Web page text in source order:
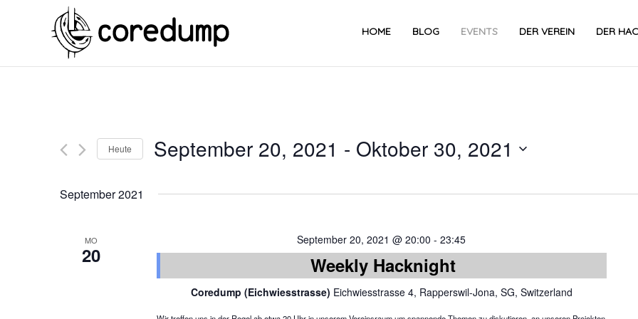
HOME BLOG EVENTS DER VEREIN DER
Heute September 20, 2021 - Oktober 30, 2021
September 2021
MO
20
September 20, 2021 @ 20:00 -23:45
Weekly Hacknight
Coredump (Eichwiesstrasse) Eichwiesstrasse 4, Rapperswil-Jona, SG, Switzerland